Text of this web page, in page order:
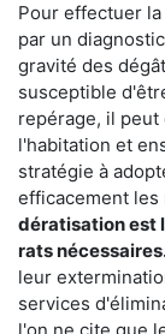
Pour effectuer
par un
gravité des
susceptible
repérage, il
l'habitation et
stratégie à
efficacement les
dératisation est
rats
leur
services